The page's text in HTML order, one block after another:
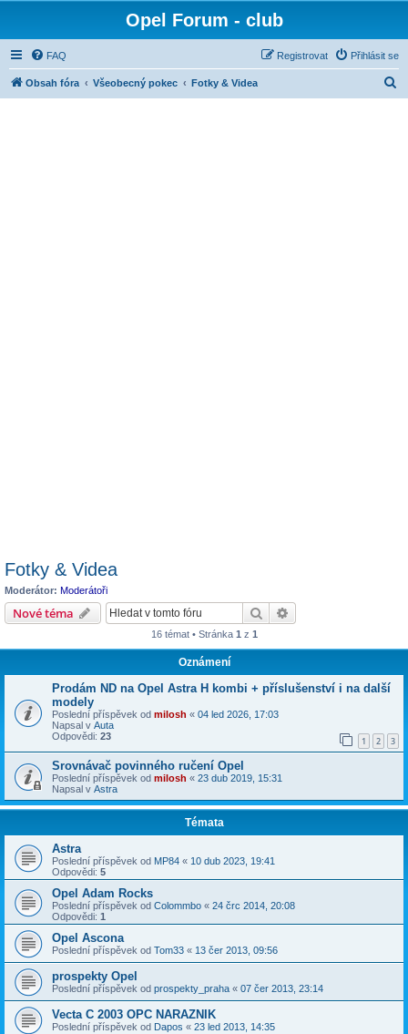
Opel Forum - club
FAQ Přihlásit se
Registrovat
Obsah fóra Všeobecný pokec Fotky & Videa
Fotky & Videa
Moderátor: Moderátoři
Nové téma Hledat
16 témat • Stránka 1 z 1
Oznámení
Prodám ND na Opel Astra H kombi + příslušenství i na další
modely
Poslední příspěvek od milosh « 04 led 2026, 17:03
Napsal v Auta
Odpovědi: 23 1 2 3
Srovnávač povinného ručení Opel
Poslední příspěvek od milosh « 23 dub 2019, 15:31
Napsal v Astra
Témata
Astra
Poslední příspěvek od MP84 « 10 dub 2023, 19:41
Odpovědi: 5
Opel Adam Rocks
Poslední příspěvek od Colommbo « 24 črc 2014, 20:08
Odpovědi: 1
Opel Ascona
Poslední příspěvek od Tom33 « 13 čer 2013, 09:56
prospekty Opel
Poslední příspěvek od prospekty_praha « 07 čer 2013, 23:14
Vecta C 2003 OPC NARAZNIK
Poslední příspěvek od Dapos « 23 led 2013, 14:35